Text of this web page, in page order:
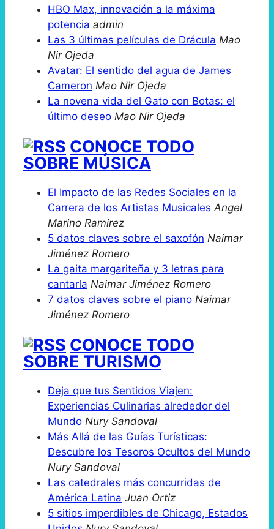
HBO Max, innovación a la máxima
potencia admin
Las 3 últimas películas de Drácula Mao
Nir Ojeda
Avatar: El sentido del agua de James
Cameron Mao Nir Ojeda
La novena vida del Gato con Botas: el
último deseo Mao Nir Ojeda
CONOCE TODO
SOBRE MÚSICA
El Impacto de las Redes Sociales en la
Carrera de los Artistas Musicales Angel
Marino Ramirez
5 datos claves sobre el saxofón Naimar
Jiménez Romero
La gaita margariteña y 3 letras para
cantarla Naimar Jiménez Romero
7 datos claves sobre el piano Naimar
Jiménez Romero
CONOCE TODO
SOBRE TURISMO
Deja que tus Sentidos Viajen:
Experiencias Culinarias alrededor del
Mundo Nury Sandoval
Más Allá de las Guías Turísticas:
Descubre los Tesoros Ocultos del Mundo
Nury Sandoval
Las catedrales más concurridas de
América Latina Juan Ortiz
5 sitios imperdibles de Chicago, Estados